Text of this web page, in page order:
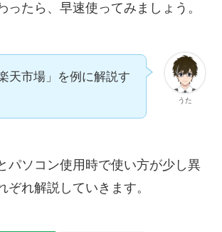
ったら、早速使ってみましょう。
うた
天市場」を例に解説す
パソコン使用時で使い方が少し異
ぞれ解説していきます。